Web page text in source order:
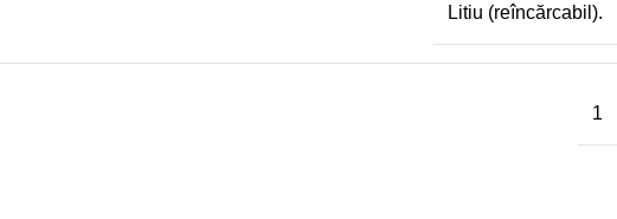
Litiu (reîncărcabil).
1